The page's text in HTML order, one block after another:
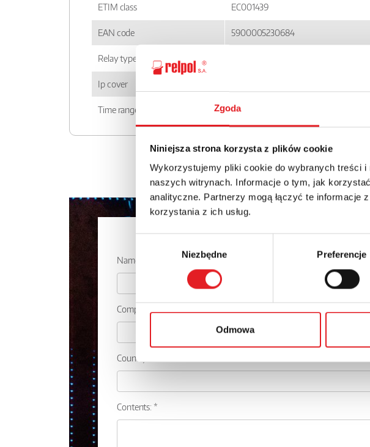
Zgoda
Niniejsza strona korzysta z plików cookie
Wykorzystujemy pliki cookie do wybranych treści
naszych witrynach. Informacje o tym, jak
analityczne. Partnerzy mogą łączyć te informacje
korzystania z ich usług.
Niezbędne Preferencje
Odmowa
ETIM class EC001439
EAN code 5900005230684
Relay type
Ip cover
Time ranges 1 s; 10 s; 1 min.; 10 min.; 1 h; 10 h; 1 d; 10
Ask for the details of the
Name: * Email: *
Company:
Country:
Contents: *